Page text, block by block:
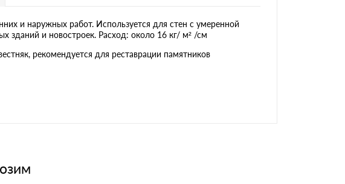
и наружных работ. Используется для стен с умеренной
зданий и новостроек. Расход: около 16 кг/ м² /см
рекомендуется для реставрации памятников